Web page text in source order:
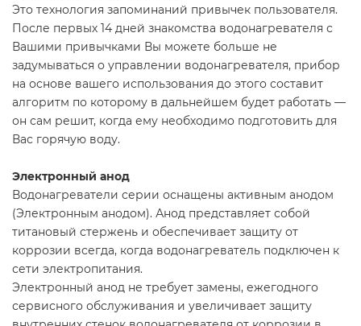
Это технология запоминаний привычек пользователя.
После первых 14 дней знакомства водонагревателя с
Вашими привычками Вы можете больше не
задумываться о управлении водонагревателя, прибор
на основе вашего использования до этого составит
алгоритм по которому в дальнейшем будет работать —
он сам решит, когда ему необходимо подготовить для
Вас горячую воду.
Электронный анод
Водонагреватели серии оснащены активным анодом
(Электронным анодом). Анод представляет собой
титановый стержень и обеспечивает защиту от
коррозии всегда, когда водонагреватель подключен к
сети электропитания.
Электронный анод не требует замены, ежегодного
сервисного обслуживания и увеличивает защиту